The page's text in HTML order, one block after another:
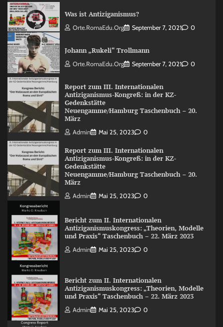
Was ist Antiziganismus?
Orte.RomaEdu.org September 7, 2021 0
Johann „Rukeli“ Trollmann
Orte.RomaEdu.org September 7, 2021 0
Report zum III. Internationalen
Antiziganismus-Kongreß: in der KZ-
Gedenkstätte
Neuengamme/Hamburg Taschenbuch – 20.
März
Admin Mai 25, 2023 0
Report zum III. Internationalen
Antiziganismus-Kongreß: in der KZ-
Gedenkstätte
Neuengamme/Hamburg Taschenbuch – 20.
März
Admin Mai 25, 2023 0
Bericht zum II. Internationalen
Antiziganismuskongress: „Theorien, Modelle
und Praxis“ Taschenbuch – 22. März 2023
Admin Mai 25, 2023 0
Bericht zum II. Internationalen
Antiziganismuskongress: „Theorien, Modelle
und Praxis“ Taschenbuch – 22. März 2023
Admin Mai 25, 2023 0